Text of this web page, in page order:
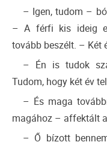
– Igen, tudom –
– A férfi kis ideig
tovább beszélt. – Két
– Én is tudok
Tudom, hogy két év
– És maga
magához – affektált
– Ő bízott